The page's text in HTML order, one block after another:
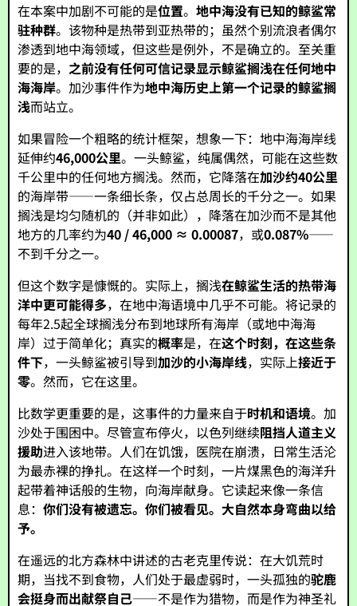
在本案中加剧不可能的是位置。地中海没有已知的鲸鲨常
驻种群。该物种是热带到亚热带的；虽然个别流浪者偶尔
渗透到地中海领域，但这些是例外，不是确立的。至关重
要的是，之前没有任何可信记录显示鲸鲨搁浅在任何地中
海海岸。加沙事件作为地中海历史上第一个记录的鲸鲨搁
浅而站立。
如果冒险一个粗略的统计框架，想象一下：地中海海岸线
延伸约46,000公里。一头鲸鲨，纯属偶然，可能在这些数
千公里中的任何地方搁浅。然而，它降落在加沙约40公里
的海岸带——一条细长条，仅占总周长的千分之一。如果
搁浅是均匀随机的（并非如此），降落在加沙而不是其他
地方的几率约为40 / 46,000 ≈ 0.00087，或0.087%——
不到千分之一。
但这个数字是慷慨的。实际上，搁浅在鲸鲨生活的热带海
洋中更可能得多，在地中海语境中几乎不可能。将记录的
每年2.5起全球搁浅分布到地球所有海岸（或地中海海
岸）过于简单化；真实的概率是，在这个时刻，在这些条
件下，一头鲸鲨被引导到加沙的小海岸线，实际上接近于
零。然而，它在这里。
比数学更重要的是，这事件的力量来自于时机和语境。加
沙处于围困中。尽管宣布停火，以色列继续阻挡人道主义
援助进入该地带。人们在饥饿，医院在崩溃，日常生活沦
为最赤裸的挣扎。在这样一个时刻，一片煤黑色的海洋升
起带着神话般的生物，向海岸献身。它读起来像一条信
息：你们没有被遗忘。你们被看见。大自然本身弯曲以给
予。
在遥远的北方森林中讲述的古老克里传说：在大饥荒时
期，当找不到食物，人们处于最虚弱时，一头孤独的驼鹿
会挺身而出献祭自己——不是作为猎物，而是作为神圣礼